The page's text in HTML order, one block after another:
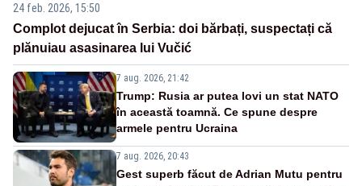
24 feb. 2026, 15:50
Complot dejucat în Serbia: doi bărbați, suspectați că
plănuiau asasinarea lui Vučić
7 aug. 2026, 21:42
Trump: Rusia ar putea lovi un stat NATO
în această toamnă. Ce spune despre
armele pentru Ucraina
7 aug. 2026, 20:43
Gest superb făcut de Adrian Mutu pentru